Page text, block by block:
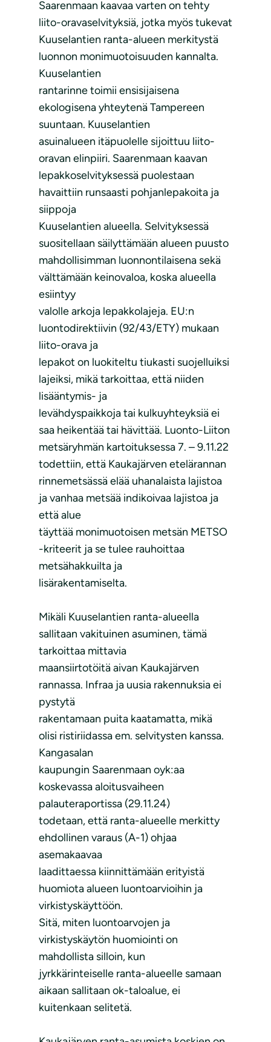
Saarenmaan kaavaa varten on tehty
liito-oravaselvityksiä, jotka myös tukevat
Kuuselantien ranta-alueen merkitystä
luonnon monimuotoisuuden kannalta.
Kuuselantien
rantarinne toimii ensisijaisena
ekologisena yhteytenä Tampereen
suuntaan. Kuuselantien
asuinalueen itäpuolelle sijoittuu liito-
oravan elinpiiri. Saarenmaan kaavan
lepakkoselvityksessä puolestaan
havaittiin runsaasti pohjanlepakoita ja
siippoja
Kuuselantien alueella. Selvityksessä
suositellaan säilyttämään alueen puusto
mahdollisimman luonnontilaisena sekä
välttämään keinovaloa, koska alueella
esiintyy
valolle arkoja lepakkolajeja. EU:n
luontodirektiivin (92/43/ETY) mukaan
liito-orava ja
lepakot on luokiteltu tiukasti suojelluiksi
lajeiksi, mikä tarkoittaa, että niiden
lisääntymis- ja
levähdyspaikkoja tai kulkuyhteyksiä ei
saa heikentää tai hävittää. Luonto-Liiton
metsäryhmän kartoituksessa 7. – 9.11.22
todettiin, että Kaukajärven etelärannan
rinnemetsässä elää uhanalaista lajistoa
ja vanhaa metsää indikoivaa lajistoa ja
että alue
täyttää monimuotoisen metsän METSO
-kriteerit ja se tulee rauhoittaa
metsähakkuilta ja
lisärakentamiselta.
Mikäli Kuuselantien ranta-alueella
sallitaan vakituinen asuminen, tämä
tarkoittaa mittavia
maansiirtotöitä aivan Kaukajärven
rannassa. Infraa ja uusia rakennuksia ei
pystytä
rakentamaan puita kaatamatta, mikä
olisi ristiriidassa em. selvitysten kanssa.
Kangasalan
kaupungin Saarenmaan oyk:aa
koskevassa aloitusvaiheen
palauteraportissa (29.11.24)
todetaan, että ranta-alueelle merkitty
ehdollinen varaus (A-1) ohjaa
asemakaavaa
laadittaessa kiinnittämään erityistä
huomiota alueen luontoarvioihin ja
virkistyskäyttöön.
Sitä, miten luontoarvojen ja
virkistyskäytön huomiointi on
mahdollista silloin, kun
jyrkkärinteiselle ranta-alueelle samaan
aikaan sallitaan ok-taloalue, ei
kuitenkaan selitetä.